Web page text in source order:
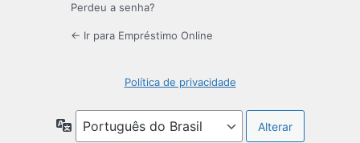
Perdeu a senha?
← Ir para Empréstimo Online
Política de privacidade
Idioma